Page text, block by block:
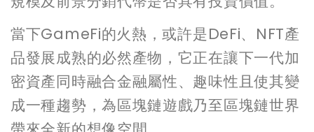
當下GameFi的火熱，或許是DeFi、NFT產
品發展成熟的必然產物，它正在讓下一代加
密資產同時融合金融屬性、趣味性且使其變
成一種趨勢，為區塊鏈遊戲乃至區塊鏈世界